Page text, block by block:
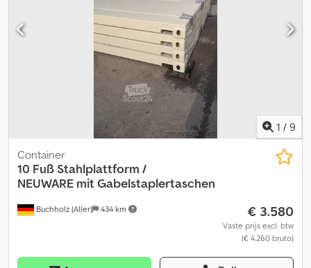
1 / 9
Buchholz (Aller) 434 km
Container
10 Fuß Stahlplattform /
NEUWARE mit Gabelstaplertaschen
€ 3.580
Vaste prijs excl. btw
(€ 4.260 bruto)